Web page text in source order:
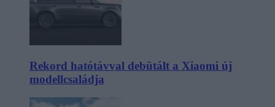
Rekord hatótávval debütált a Xiaomi új
modellcsaládja